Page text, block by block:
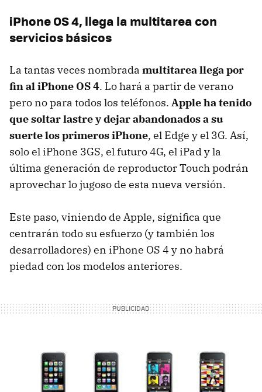
iPhone OS 4, llega la multitarea con
servicios básicos
La tantas veces nombrada multitarea llega por
fin al iPhone OS 4. Lo hará a partir de verano
pero no para todos los teléfonos. Apple ha tenido
que soltar lastre y dejar abandonados a su
suerte los primeros iPhone, el Edge y el 3G. Así,
solo el iPhone 3GS, el futuro 4G, el iPad y la
última generación de reproductor Touch podrán
aprovechar lo jugoso de esta nueva versión.
Este paso, viniendo de Apple, significa que
centrarán todo su esfuerzo (y también los
desarrolladores) en iPhone OS 4 y no habrá
piedad con los modelos anteriores.